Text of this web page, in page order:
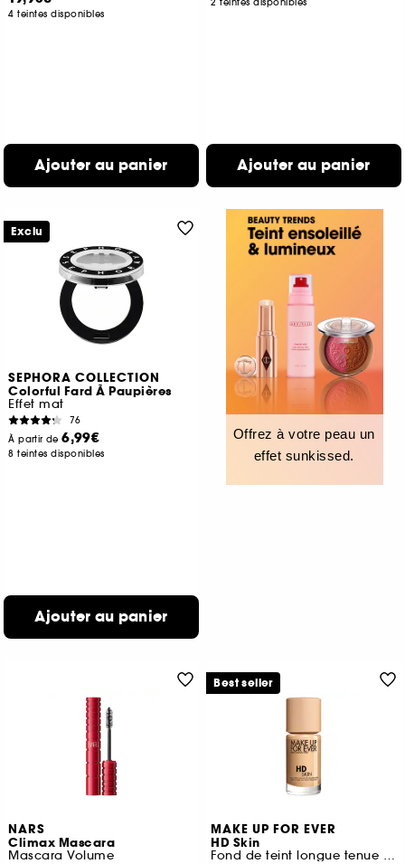
4 teintes disponibles
Ajouter au panier Ajouter au panier
SEPHORA COLLECTION
Colorful Fard À Paupières
Effet mat
76
À partir de6,99€
8 teintes disponibles
Ajouter au panier
Exclu
Offrez à votre peau un
effet sunkissed.
NARS
Climax Mascara
Mascara Volume
MAKE UP FOR EVER
HD Skin
Fond de teint longue tenue imperceptible
Best seller